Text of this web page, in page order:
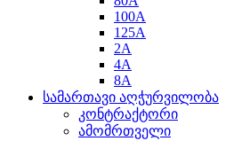
100A
125A
2A
4A
8A
სამართავი აღჭურვილობა
კონტრაქტორი
ამომრთველი